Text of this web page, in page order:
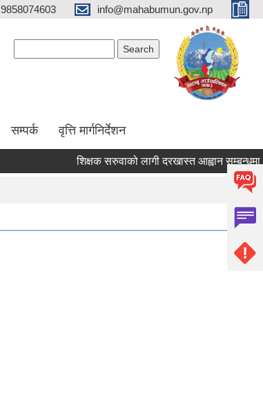
9858074603 info@mahabumun.gov.np
सम्पर्क वृत्ति मार्गनिर्देशन
शिक्षक सरुवाको लागी दरखास्त आह्वान सम्बन्धमा ।।